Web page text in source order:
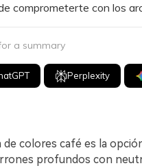
comprometerte con los
a summary
Perplexity
de colores café es la
profundos con